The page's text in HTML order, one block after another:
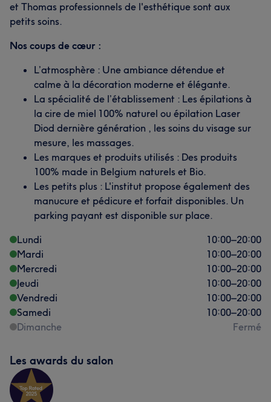
et Thomas professionnels de l'esthétique sont aux
petits soins.
Nos coups de cœur :
L’atmosphère : Une ambiance détendue et
calme à la décoration moderne et élégante.
La spécialité de l’établissement : Les épilations à
la cire de miel 100% naturel ou épilation Laser
Diod dernière génération , les soins du visage sur
mesure, les massages.
Les marques et produits utilisés : Des produits
100% made in Belgium naturels et Bio.
Les petits plus : L'institut propose également des
manucure et pédicure et forfait disponibles. Un
parking payant est disponible sur place.
Lundi
10:00–20:00
Mardi
10:00–20:00
Mercredi
10:00–20:00
Jeudi
10:00–20:00
Vendredi
10:00–20:00
Samedi
10:00–20:00
Dimanche
Fermé
Les awards du salon